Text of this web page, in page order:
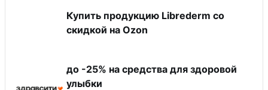
Купить продукцию Librederm со
скидкой на Ozon
до -25% на средства для здоровой
улыбки